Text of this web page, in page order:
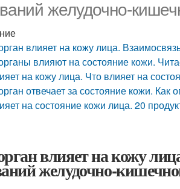
желудочно-
влияет на кожу лица.
влияют на состояние кожи.
на кожу лица. Что влияет на
отвечает за состояние кожи.
на состояние кожи лица. 20
влияет на кожу
желудочно-